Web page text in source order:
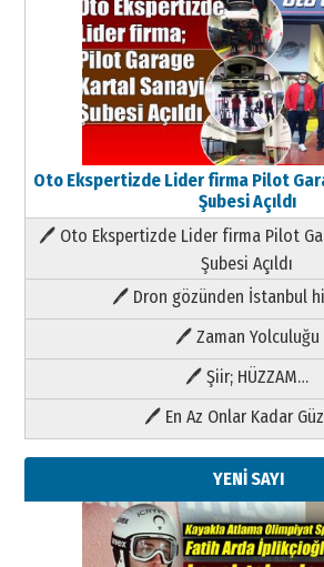
Oto Ekspertizde Lider firma Pilot
Şubesi Açıldı
🖊 Oto Ekspertizde Lider firma Pilot
Şubesi Açıldı
🖊 Dron gözünden İstanbul
🖊 Zaman Yolculuğu
🖊 Şiir; HÜZZAM…
🖊 En Az Onlar Kadar
YENİ SAYI